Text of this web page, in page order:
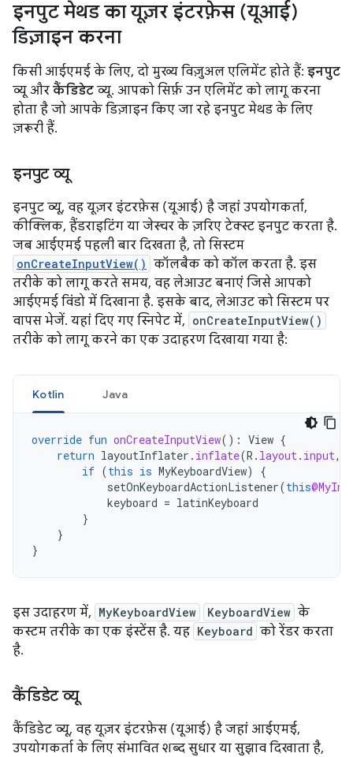
इनपुट मेथड का यूज़र इंटरफ़ेस (यूआई)
डिज़ाइन करना
किसी आईएमई के लिए, दो मुख्य विज़ुअल एलिमेंट होते हैं: इनपुट
व्यू और कैंडिडेट व्यू. आपको सिर्फ़ उन एलिमेंट को लागू करना
होता है जो आपके डिज़ाइन किए जा रहे इनपुट मेथड के लिए
ज़रूरी हैं.
इनपुट व्यू
इनपुट व्यू, वह यूज़र इंटरफ़ेस (यूआई) है जहां उपयोगकर्ता,
कीक्लिक, हैंडराइटिंग या जेस्चर के ज़रिए टेक्स्ट इनपुट करता है.
जब आईएमई पहली बार दिखता है, तो सिस्टम
onCreateInputView() कॉलबैक को कॉल करता है. इस
तरीके को लागू करते समय, वह लेआउट बनाएं जिसे आपको
आईएमई विंडो में दिखाना है. इसके बाद, लेआउट को सिस्टम पर
वापस भेजें. यहां दिए गए स्निपेट में, onCreateInputView()
तरीके को लागू करने का एक उदाहरण दिखाया गया है:
Kotlin Java
override fun onCreateInputView(): View {
return layoutInflater . inflate(R . layout . input,
if (this is MyKeyboardView)
{
setOnKeyboardActionListener(this
keyboard = latinKeyboard
}
}
}
इस उदाहरण में, MyKeyboardView KeyboardView के
कस्टम तरीके का एक इंस्टेंस है. यह Keyboard को रेंडर करता
है.
कैंडिडेट व्यू
कैंडिडेट व्यू, वह यूज़र इंटरफ़ेस (यूआई) है जहां आईएमई,
उपयोगकर्ता के लिए संभावित शब्द सुधार या सुझाव दिखाता है,